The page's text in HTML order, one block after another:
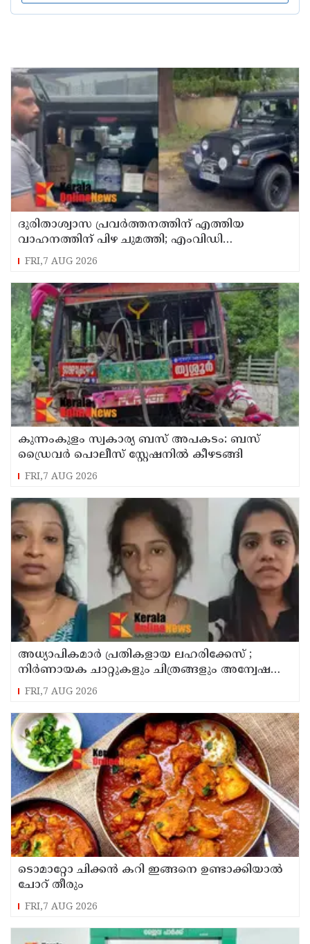
ദുരിതാശ്വാസ പ്രവർത്തനത്തിന് എത്തിയ
വാഹനത്തിന് പിഴ ചുമത്തി; എംവിഡി
ഉദ്യോഗസ്ഥന് സസ്പെൻഷൻ
FRI,7 AUG 2026
കുന്നംകുളം സ്വകാര്യ ബസ് അപകടം: ബസ്
ഡ്രൈവർ പൊലീസ് സ്റ്റേഷനിൽ കീഴടങ്ങി
FRI,7 AUG 2026
അധ്യാപികമാര്‍ പ്രതികളായ ലഹരിക്കേസ് ;
നിർണായക ചാറ്റുകളും ചിത്രങ്ങളും അന്വേഷണ
സംഘത്തിന്
FRI,7 AUG 2026
ടൊമാറ്റോ ചിക്കൻ കറി ഇങ്ങനെ ഉണ്ടാക്കിയാൽ
ചോറ് തീരും
FRI,7 AUG 2026